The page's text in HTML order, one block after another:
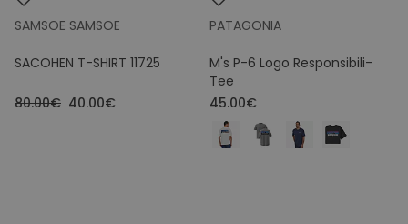
SAMSOE SAMSOE
SACOHEN T-SHIRT 11725
80.00€ 40.00€
PATAGONIA
M's P-6 Logo Responsibili-
Tee
45.00€